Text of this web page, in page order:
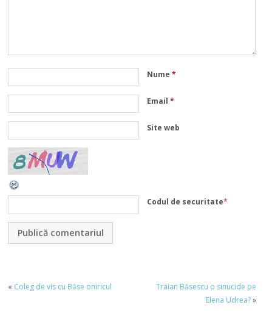
Nume*
Email*
Site web
Codul de securitate*
« Coleg de vis cu Băse oniricul
Traian Băsescu o sinucide pe
Elena Udrea?»